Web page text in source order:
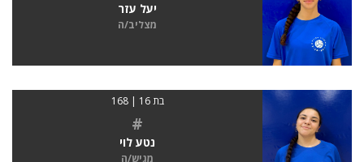
יעל עזר
מצליב/ה
בת 16 | 168
#
נטע לוי
מגיש/ה